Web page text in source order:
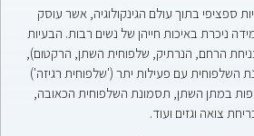
ספציפי בתוך עולם הגינקולוגיה, אשר עוסק
ניכרת באיכות חייהן של נשים רבות. הבעיות
הרחם, הנרתיק, שלפוחית השתן, הרקטום),
השלפוחית עם פעילות יתר ('שלפוחית רגיזה')
במתן השתן, תסמונת השלפוחית הכאובה,
צואה וגזים ועוד.